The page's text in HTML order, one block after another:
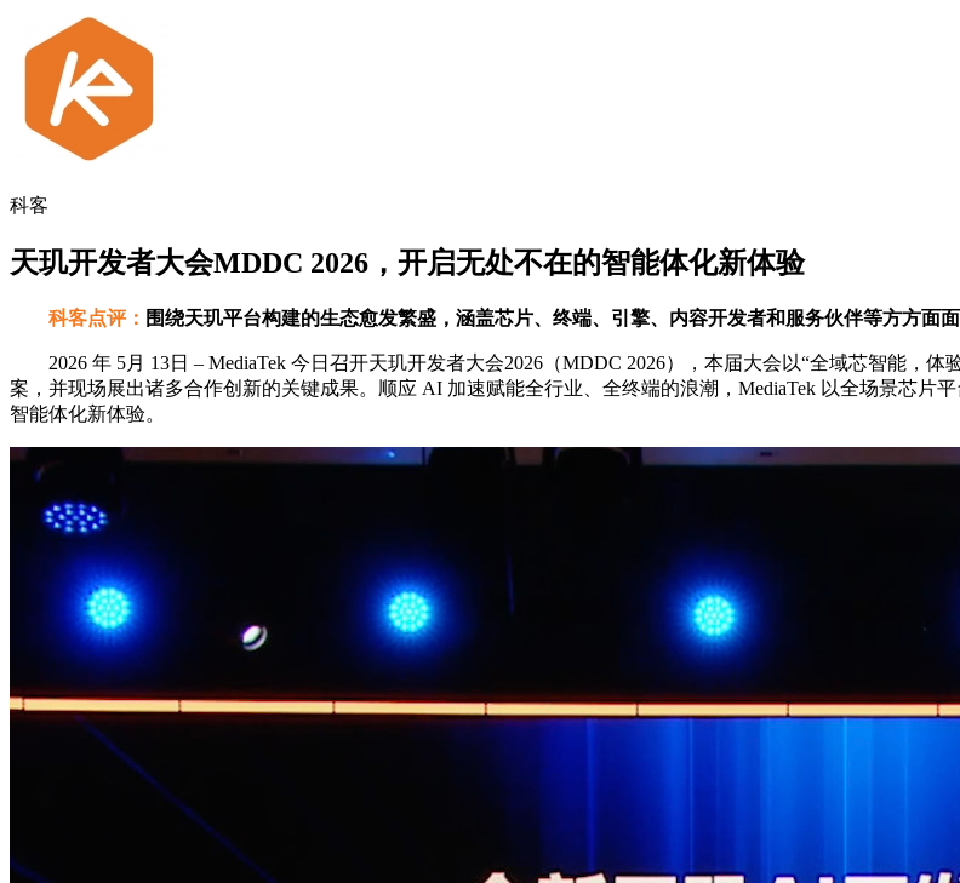
科客
天玑开发者大会MDDC 2026，开启无处不在的智能体化新体验
科客点评： 围绕天玑平台构建的生态愈发繁盛，涵盖芯片、终端、引擎、内容开发者和服务伙伴等方方面面
2026 年 5月 13日 – MediaTek 今日召开天玑开发者大会2026（MDDC 2026），本届大会以“全域芯智能，
案，并现场展出诸多合作创新的关键成果。顺应 AI 加速赋能全行业、全终端的浪潮，MediaTek 以全场景芯片
智能体化新体验。